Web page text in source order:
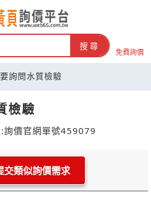
搜尋
免費詢價
詢問水質檢驗
檢驗
詢價官網單號459079
交類似詢價需求